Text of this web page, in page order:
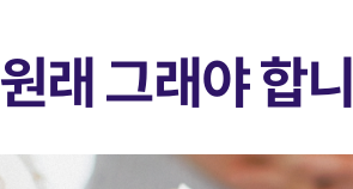
원래 그래야 합